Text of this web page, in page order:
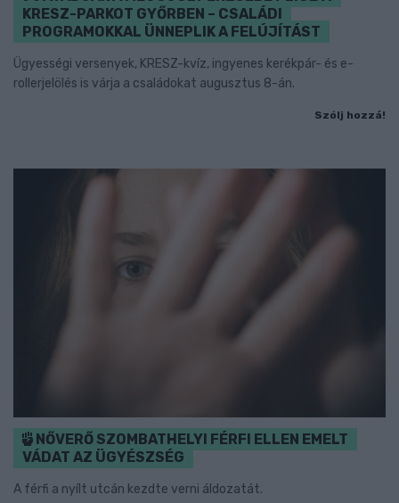
KRESZ-PARKOT GYŐRBEN – CSALÁDI
PROGRAMOKKAL ÜNNEPLIK A FELÚJÍTÁST
Ügyességi versenyek, KRESZ-kvíz, ingyenes kerékpár- és e-
rollerjelölés is várja a családokat augusztus 8-án.
Szólj hozzá!
NŐVERŐ SZOMBATHELYI FÉRFI ELLEN EMELT
VÁDAT AZ ÜGYÉSZSÉG
A férfi a nyílt utcán kezdte verni áldozatát.